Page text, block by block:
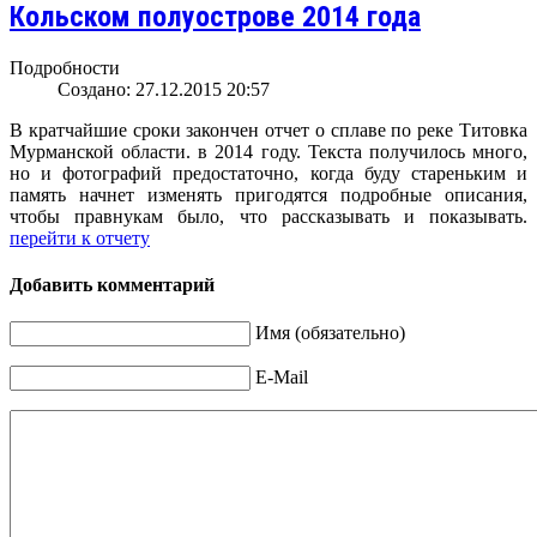
Кольском полуострове 2014 года
Подробности
Создано: 27.12.2015 20:57
В кратчайшие сроки закончен отчет о сплаве по реке Титовка
Мурманской области. в 2014 году. Текста получилось много,
но и фотографий предостаточно, когда буду стареньким и
память начнет изменять пригодятся подробные описания,
чтобы правнукам было, что рассказывать и показывать.
перейти к отчету
Добавить комментарий
Имя (обязательно)
E-Mail